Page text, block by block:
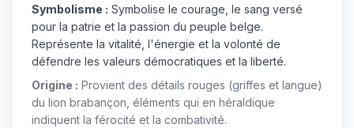
Symbolisme : Symbolise le courage, le sang versé
pour la patrie et la passion du peuple belge.
Représente la vitalité, l'énergie et la volonté de
défendre les valeurs démocratiques et la liberté.
Origine : Provient des détails rouges (griffes et langue)
du lion brabançon, éléments qui en héraldique
indiquent la férocité et la combativité.